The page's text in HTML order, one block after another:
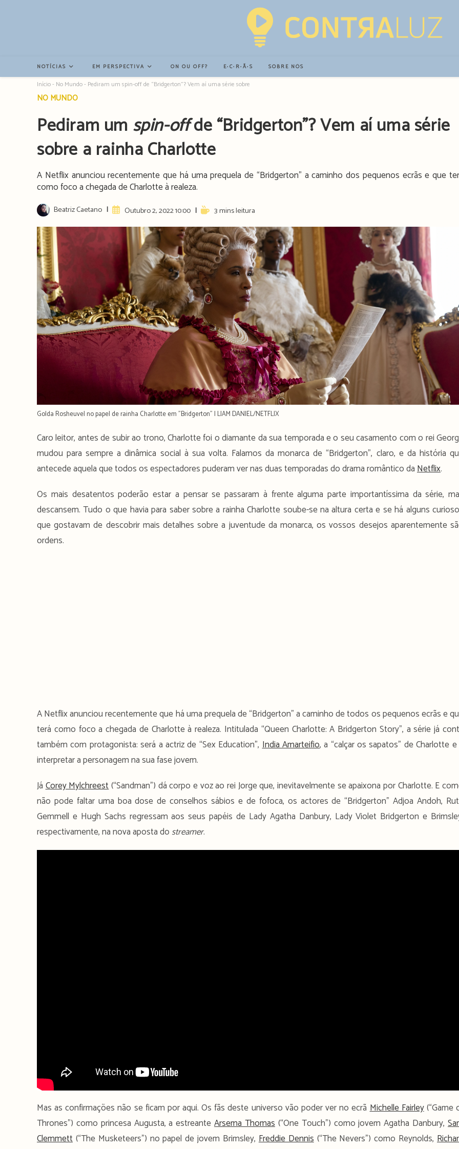
NOTÍCIAS EM PERSPECTIVA ON OU OFF? E∙C∙R∙Ã∙S SOBRE NÓS
Início- No Mundo- Pediram um spin-off de “Bridgerton”? Vem aí uma série sobre a rainha Charlotte
Post
NO MUNDO
Pediram um spin-offde “Bridgerton”? Vem aí uma série
sobre a rainha Charlotte
A Netflix anunciou recentemente que há uma prequela de “Bridgerton” a caminho dos pequenos ecrãs e que
como foco a chegada de Charlotte à realeza.
Post
author:
Beatriz Caetano
ArtigoOutubro 2, 2022 10:00
Reading3 mins leitura
Golda Rosheuvel no papel de rainha Charlotte em "Bridgerton" | LIAM DANIEL/NETFLIX
Caro leitor, antes de subir ao trono, Charlotte foi o diamante da sua temporada e o seu casamento com o rei
mudou para sempre a dinâmica social à sua volta. Falamos da monarca de “Bridgerton”, claro, e da história
antecede aquela que todos os espectadores puderam ver nas duas temporadas do drama romântico daNetflix.
Os mais desatentos poderão estar a pensar se passaram à frente alguma parte importantíssima da série,
descansem. Tudo o que havia para saber sobre a rainha Charlotte soube-se na altura certa e se há alguns
que gostavam de descobrir mais detalhes sobre a juventude da monarca, os vossos desejos aparentemente
ordens.
A Netflix anunciou recentemente que há uma prequela de “Bridgerton” a caminho de todos os pequenos ecrãs e
terá como foco a chegada de Charlotte à realeza. Intitulada “Queen Charlotte: A Bridgerton Story”, a série já
também com protagonista: será a actriz de “Sex Education”,India Amarteifio, a “calçar os sapatos” de Charlotte e
interpretar a personagem na sua fase jovem.
JáCorey Mylchreest(“Sandman”) dá corpo e voz ao rei Jorge que, inevitavelmente se apaixona por Charlotte. E
não pode faltar uma boa dose de conselhos sábios e de fofoca, os actores de “Bridgerton” Adjoa Andoh,
Gemmell e Hugh Sachs regressam aos seus papéis de Lady Agatha Danbury, Lady Violet Bridgerton e
respectivamente, na nova aposta do streamer.
Mas as confirmações não se ficam por aqui. Os fãs deste universo vão poder ver no ecrãMichelle Fairley(“Game
Thrones”) como princesa Augusta, a estreanteArsema Thomas (“One Touch”) como jovem Agatha Danbury,
Clemmett (“The Musketeers”) no papel de jovem Brimsley,Freddie Dennis(“The Nevers”) como Reynolds,